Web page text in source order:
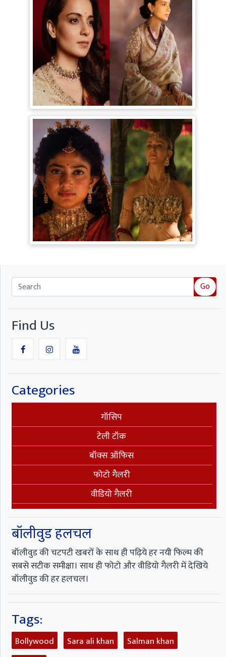
Bollywood Gossip: Gen Z को 'गटरछाप'
कहने वाली Kangana Ranaut के बदले सुर, दी
Digital Age में जीने की सीख
Ramayana Trailer: सीता से ज्यादा Rakul
Preet Singh की चर्चा, Shurpanakha के लुक
ने लूटी महफिल
Go
Find Us
Categories
गॉसिप
टेली टॉक
बॉक्स ऑफिस
फोटो गैलरी
वीडियो गैलरी
बॉलीवुड हलचल
बॉलीवुड की चटपटी खबरों के साथ ही पढ़िये हर नयी फिल्म की
सबसे सटीक समीक्षा। साथ ही फोटो और वीडियो गैलरी में देखिये
बॉलीवुड की हर हलचल।
Tags:
Bollywood Sara ali khan
Salman khan